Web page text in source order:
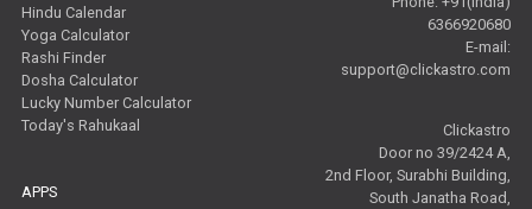
Hindu Calendar
Yoga Calculator
Rashi Finder
Dosha Calculator
Lucky Number Calculator
Today's Rahukaal
APPS
6366920680
E-mail:
support@clickastro.com
Clickastro
Door no 39/2424 A,
2nd Floor, Surabhi Building,
South Janatha Road,